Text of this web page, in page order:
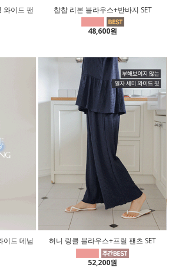
와이드 팬
찹찹 리본 블라우스+반바지 SET
48,600원
이드 데님 허니 링클 블라우스+프릴 팬츠 SET
52,200원